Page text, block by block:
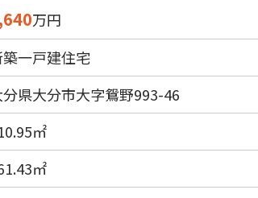
万円
築一戸建住宅
分県大分市大字鴛野993-46
㎡
㎡